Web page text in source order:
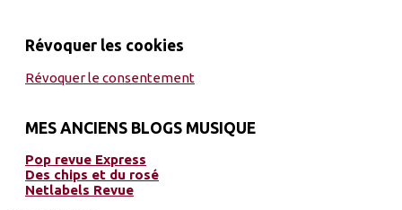
Révoquer les cookies
Révoquer le consentement
MES ANCIENS BLOGS MUSIQUE
Pop revue Express
Des chips et du rosé
Netlabels Revue